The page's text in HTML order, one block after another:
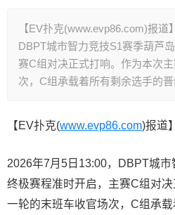
【EV扑克(www.evp86.com)报道
DBPT城市智力竞技S1赛季葫芦
赛C组对决正式打响。作为本次
次，C组承载着所有剩余选手的晋
【EV扑克(www.evp86.com)报道】
2026年7月5日13:00，DBPT城
终极赛程准时开启，主赛C组对
一轮的末班车收官场次，C组承